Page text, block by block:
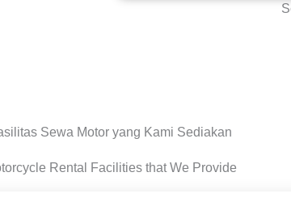
Sewa Motor yang Kami Sediakan
Rental Facilities that We Provide